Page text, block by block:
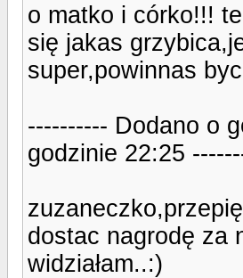
o matko i córko!!!
się jakas
super,powinnas
---------- Dodano o
godzinie 22:25
dostac nagrodę za
widziałam..:)